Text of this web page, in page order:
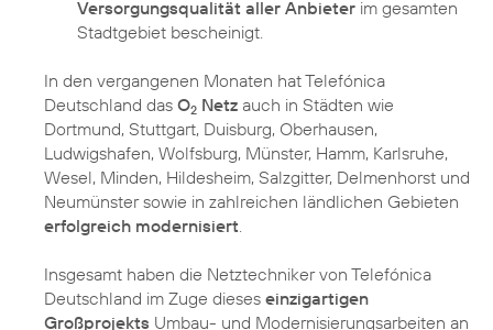
Versorgungsqualität aller Anbieter im gesamten
Stadtgebiet bescheinigt.
In den vergangenen Monaten hat Telefónica
Deutschland das O2 Netz auch in Städten wie
Dortmund, Stuttgart, Duisburg, Oberhausen,
Ludwigshafen, Wolfsburg, Münster, Hamm, Karlsruhe,
Wesel, Minden, Hildesheim, Salzgitter, Delmenhorst und
Neumünster sowie in zahlreichen ländlichen Gebieten
erfolgreich modernisiert
Insgesamt haben die Netztechniker von Telefónica
Deutschland im Zuge dieses einzigartigen
Großprojekts Umbau- und Modernisierungsarbeiten an